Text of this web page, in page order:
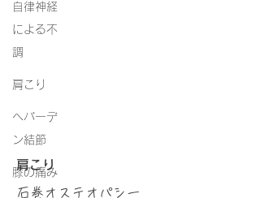
自律神経
による不
調
肩こり
ヘバーデ
ン結節
膝の痛み
肩こり
石巻オステオパシー